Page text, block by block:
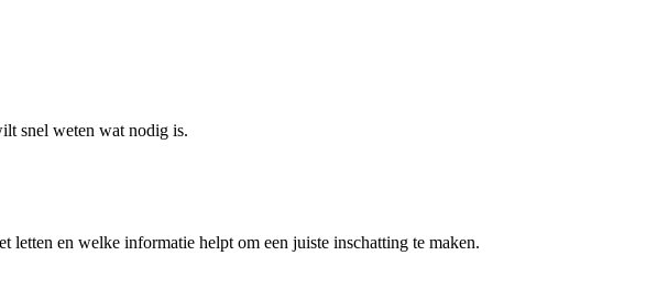
snel weten wat nodig is.
letten en welke informatie helpt om een juiste inschatting te maken.